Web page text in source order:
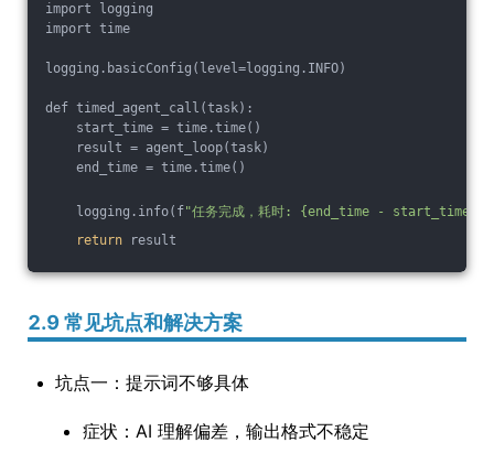
import logging
import time
logging.basicConfig(level=logging.INFO)
def timed_agent_call(task):
start_time = time.time()
result = agent_loop(task)
end_time = time.time()
logging.info(f"任务完成，耗时: {end_time -
return result
2.9 常见坑点和解决方案
坑点一：提示词不够具体
症状：AI 理解偏差，输出格式不稳定